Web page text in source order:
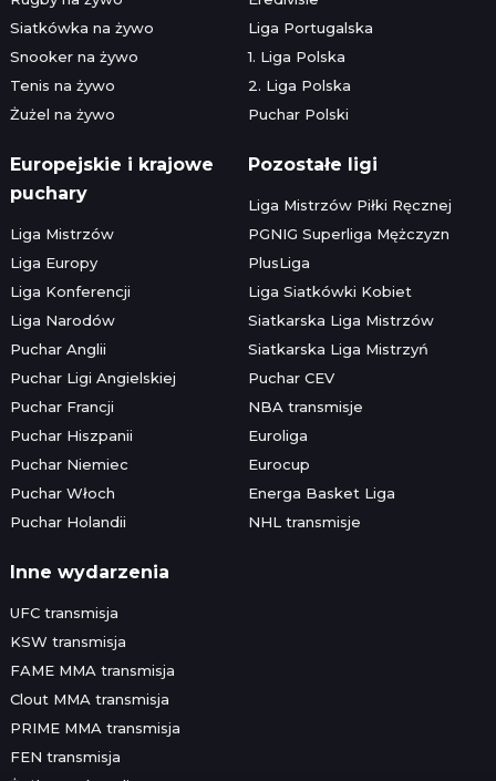
Siatkówka na żywo
Snooker na żywo
Tenis na żywo
Żużel na żywo
Liga Portugalska
1. Liga Polska
2. Liga Polska
Puchar Polski
Europejskie i krajowe
puchary
Liga Mistrzów
Liga Europy
Liga Konferencji
Liga Narodów
Puchar Anglii
Puchar Ligi Angielskiej
Puchar Francji
Puchar Hiszpanii
Puchar Niemiec
Puchar Włoch
Puchar Holandii
Pozostałe ligi
Liga Mistrzów Piłki Ręcznej
PGNIG Superliga Mężczyzn
PlusLiga
Liga Siatkówki Kobiet
Siatkarska Liga Mistrzów
Siatkarska Liga Mistrzyń
Puchar CEV
NBA transmisje
Euroliga
Eurocup
Energa Basket Liga
NHL transmisje
Inne wydarzenia
UFC transmisja
KSW transmisja
FAME MMA transmisja
Clout MMA transmisja
PRIME MMA transmisja
FEN transmisja